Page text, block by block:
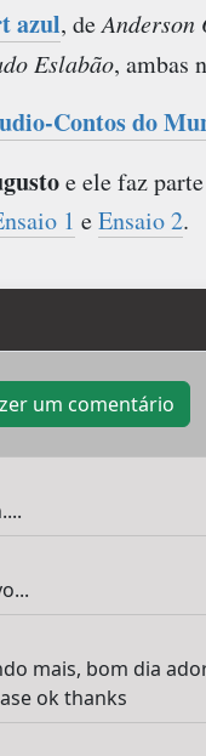
azul, deAnderson
Eslabão, ambas
Contos do
e ele faz
1 eEnsaio 2.
um comentário
mais, bom dia
ok thanks